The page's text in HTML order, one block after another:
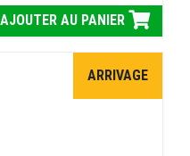
AJOUTER AU PANIER
ARRIVAGE